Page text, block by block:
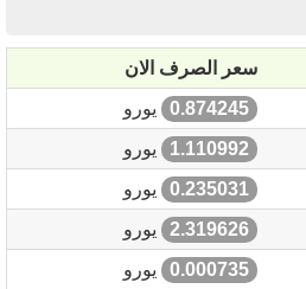
سعر الصرف الان
0.874245
يورو
1.110992
يورو
0.235031
يورو
2.319626
يورو
0.000735 يورو